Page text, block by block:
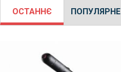
ОСТАННЄ ПОПУЛЯРНЕ